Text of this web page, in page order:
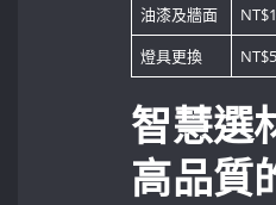
油漆及牆面
燈具更換
智慧選
高品質